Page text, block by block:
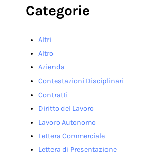
Categorie
Altri
Altro
Azienda
Contestazioni Disciplinari
Contratti
Diritto del Lavoro
Lavoro Autonomo
Lettera Commerciale
Lettera di Presentazione